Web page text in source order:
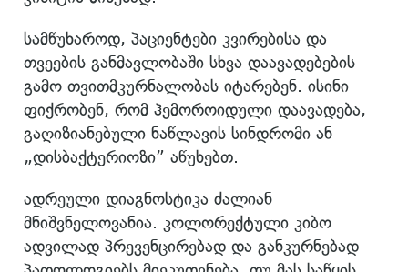
სამწუხაროდ, პაციენტები კვირებისა და
თვეების განმავლობაში სხვა დაავადებების
გამო თვითმკურნალობას იტარებენ. ისინი
ფიქრობენ, რომ ჰემოროიდული დაავადება,
გაღიზიანებული ნაწლავის სინდრომი ან
„დისბაქტერიოზი” აწუხებთ.
ადრეული დიაგნოსტიკა ძალიან
მნიშვნელოვანია. კოლორექტული კიბო
ადვილად პრევენცირებად და განკურნებად